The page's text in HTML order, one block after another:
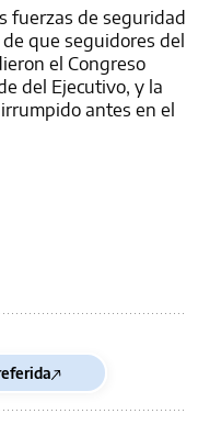
fuerzas de seguridad
que seguidores del
el Congreso
del Ejecutivo, y la
antes en el